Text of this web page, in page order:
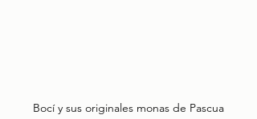
Bocí y sus originales monas de Pascua